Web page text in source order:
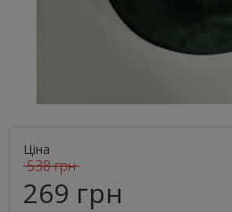
Ціна
538 грн
269 грн